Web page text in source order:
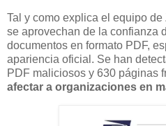
Tal y como explica el equipo
se aprovechan de la confianza
documentos en formato PDF,
apariencia oficial. Se han
PDF maliciosos y 630 páginas
afectar a organizaciones en